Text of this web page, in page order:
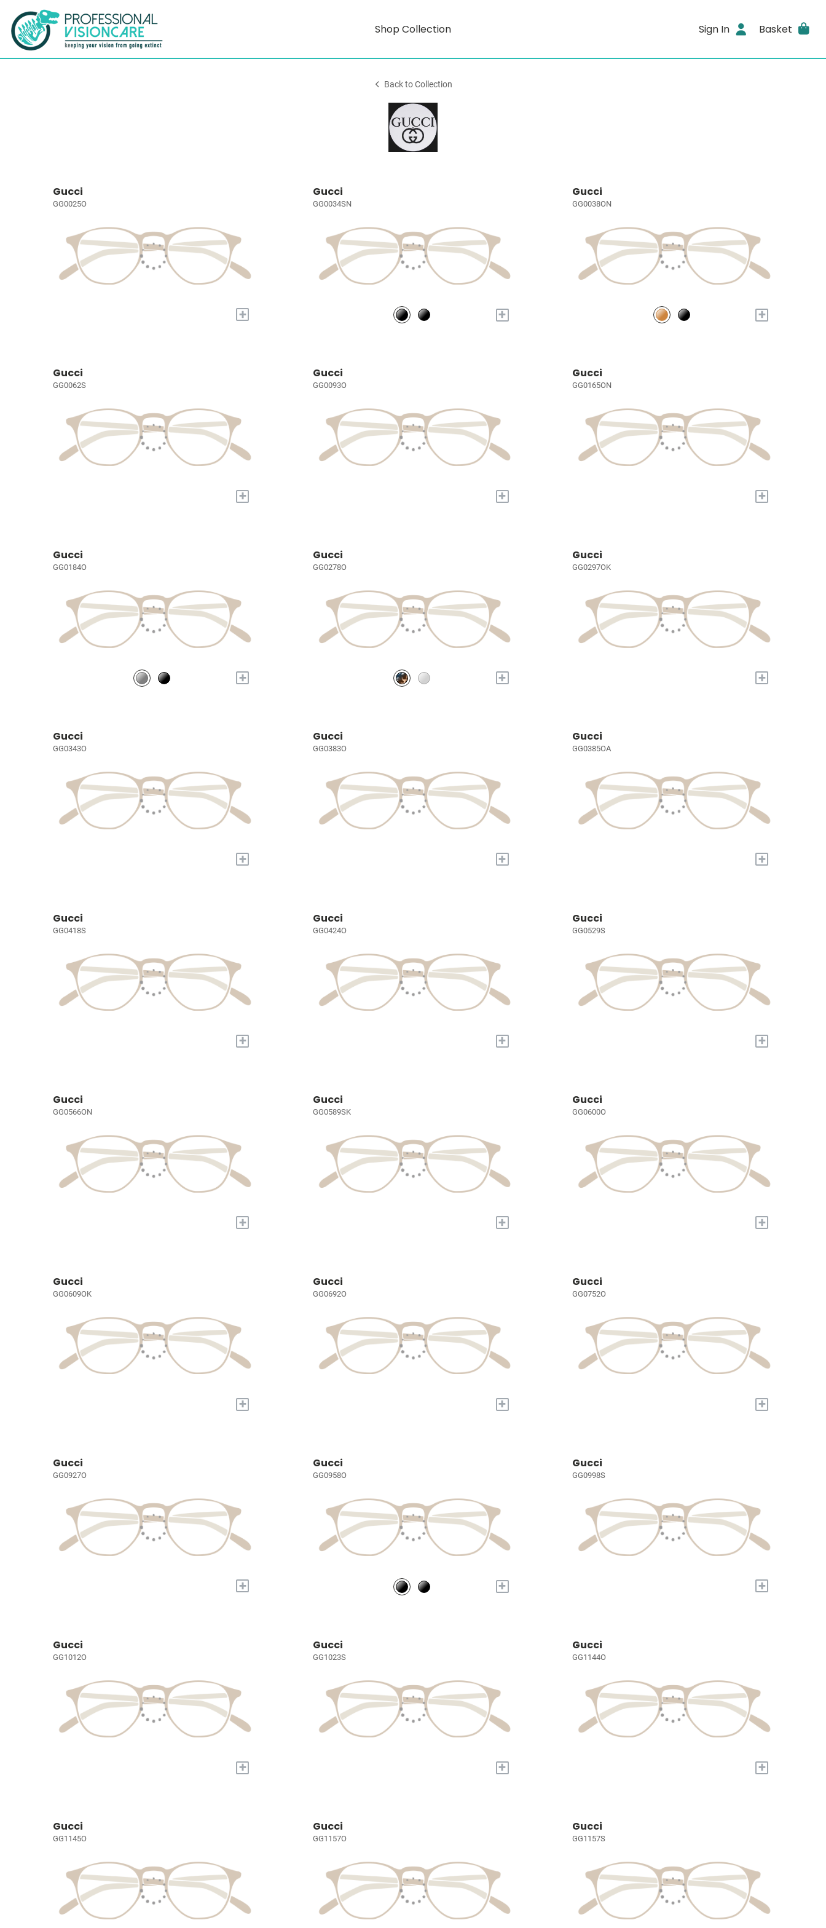
Shop Collection Sign In Basket
Back to Collection
Gucci
GG0025O
+
Gucci
GG0034SN
+
Gucci
GG0038ON
+
Gucci
GG0062S
+
Gucci
GG0093O
+
Gucci
GG0165ON
+
Gucci
GG0184O
+
Gucci
GG0278O
+
Gucci
GG0297OK
+
Gucci
GG0343O
+
Gucci
GG0383O
+
Gucci
GG0385OA
+
Gucci
GG0418S
+
Gucci
GG0424O
+
Gucci
GG0529S
+
Gucci
GG0566ON
+
Gucci
GG0589SK
+
Gucci
GG0600O
+
Gucci
GG0609OK
+
Gucci
GG0692O
+
Gucci
GG0752O
+
Gucci
GG0927O
+
Gucci
GG0958O
+
Gucci
GG0998S
+
Gucci
GG1012O
+
Gucci
GG1023S
+
Gucci
GG1144O
+
Gucci
GG1145O
Gucci
GG1157O
Gucci
GG1157S